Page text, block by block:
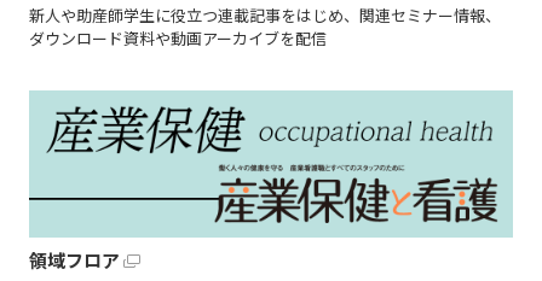
新人や助産師学生に役立つ連載記事をはじめ、関連セミナー情報、
ダウンロード資料や動画アーカイブを配信
領域フロア